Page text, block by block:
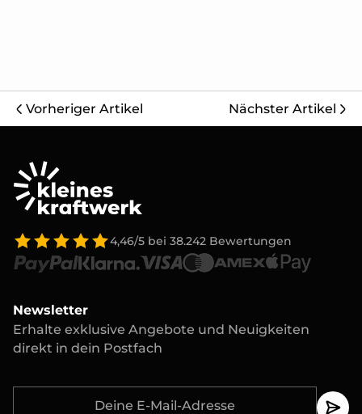
Vorheriger Artikel Nächster Artikel
4,46/5 bei 38.242 Bewertungen
Newsletter
Erhalte exklusive Angebote und Neuigkeiten
direkt in dein Postfach